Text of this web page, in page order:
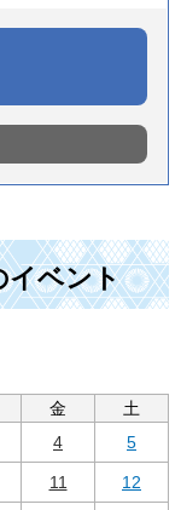
イベント
金
土
4 5
11 12